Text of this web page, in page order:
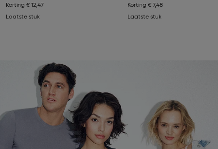
Korting € 12,47
Laatste stuk
Korting € 7,48
Laatste stuk